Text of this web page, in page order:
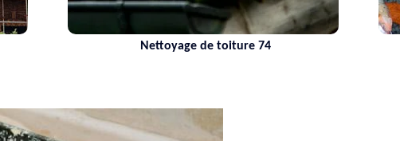
Nettoyage de toiture 74